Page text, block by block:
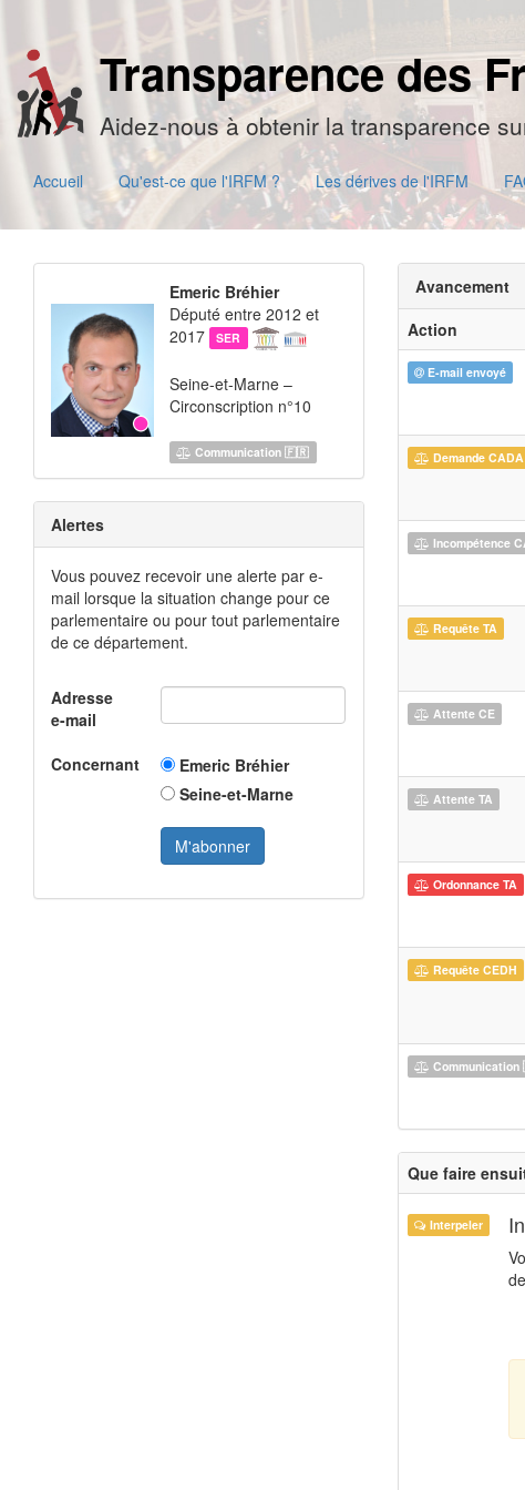
Transparence des
Aidez-nous à obtenir la transparence
Accueil Qu'est-ce que l'IRFM ? Les dérives de l'IRFM
Emeric Bréhier
Député entre 2012 et
2017
SER
Seine-et-Marne –
Circonscription n°10
Communication 🇫🇷
Alertes
Vous pouvez recevoir une alerte par e-
mail lorsque la situation change pour ce
parlementaire ou pour tout parlementaire
de ce département.
Adresse
e-mail
Concernant
Emeric Bréhier
Seine-et-Marne
Avancement
Action
E-mail envoyé
Demande CADA
Incompétence
Requête TA
Attente CE
Attente TA
Ordonnance TA
Requête CEDH
Que faire
Interpeler